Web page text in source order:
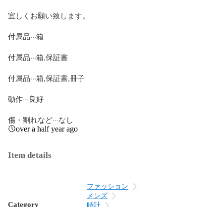
宜しくお願い致します。
付属品···箱
付属品···箱,保証書
付属品···箱,保証書,冊子
動作···良好
傷・割れなど···なし
over a half year ago
Item details
Category
ファッション
メンズ
時計